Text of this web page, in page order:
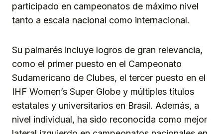
participado en campeonatos de máximo nivel
tanto a escala nacional como internacional.
Su palmarés incluye logros de gran relevancia,
como el primer puesto en el Campeonato
Sudamericano de Clubes, el tercer puesto en el
IHF Women’s Super Globe y múltiples títulos
estatales y universitarios en Brasil. Además, a
nivel individual, ha sido reconocida como mejor